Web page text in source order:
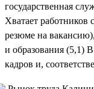
государственная
Хватает
резюме на
и образования (5,1)
кадров и,